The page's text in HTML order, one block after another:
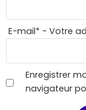
E-mail* - Votre
Enregistrer
navigateur